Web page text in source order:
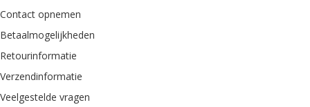
Contact opnemen
Betaalmogelijkheden
Retourinformatie
Verzendinformatie
Veelgestelde vragen